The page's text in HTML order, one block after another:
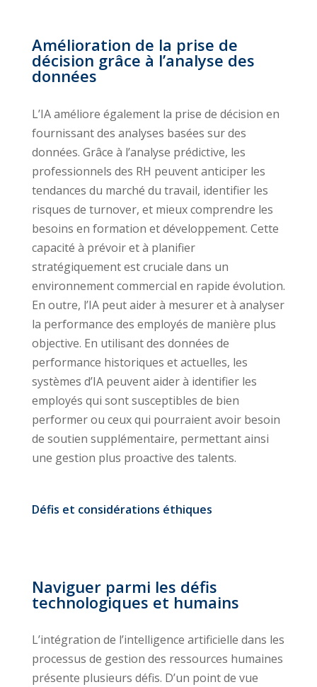
Amélioration de la prise de
décision grâce à l’analyse des
données
L’IA améliore également la prise de décision en
fournissant des analyses basées sur des
données. Grâce à l’analyse prédictive, les
professionnels des RH peuvent anticiper les
tendances du marché du travail, identifier les
risques de turnover, et mieux comprendre les
besoins en formation et développement. Cette
capacité à prévoir et à planifier
stratégiquement est cruciale dans un
environnement commercial en rapide évolution.
En outre, l’IA peut aider à mesurer et à analyser
la performance des employés de manière plus
objective. En utilisant des données de
performance historiques et actuelles, les
systèmes d’IA peuvent aider à identifier les
employés qui sont susceptibles de bien
performer ou ceux qui pourraient avoir besoin
de soutien supplémentaire, permettant ainsi
une gestion plus proactive des talents.
Défis et considérations éthiques
Naviguer parmi les défis
technologiques et humains
L’intégration de l’intelligence artificielle dans les
processus de gestion des ressources humaines
présente plusieurs défis. D’un point de vue